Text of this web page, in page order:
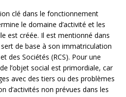
clé dans le fonctionnement
le domaine d’activité et les
est créée. Il est mentionné dans
de base à son immatriculation
des Sociétés (RCS). Pour une
l’objet social est primordiale, car
avec des tiers ou des problèmes
d’activités non prévues dans les